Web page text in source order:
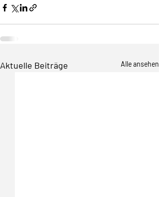
Aktuelle Beiträge Alle ansehen